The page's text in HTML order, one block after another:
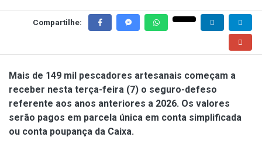
Compartilhe:
Mais de 149 mil pescadores artesanais começam a
receber nesta terça-feira (7) o seguro-defeso
referente aos anos anteriores a 2026. Os valores
serão pagos em parcela única em conta simplificada
ou conta poupança da Caixa.